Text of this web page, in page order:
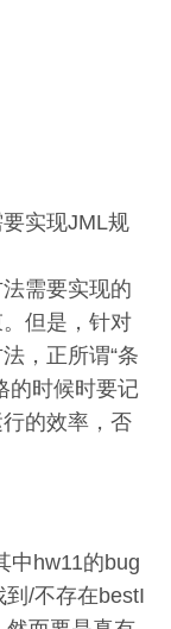
实现JML规
需要实现的
但是，针对
，正所谓“条
的时候时要记
行的效率，否
中hw11的bug
/不存在bestI